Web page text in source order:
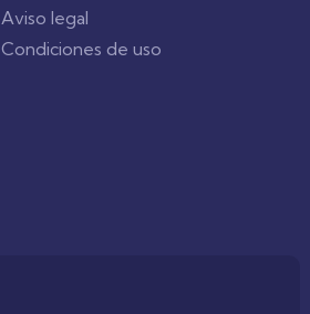
Aviso legal
Condiciones de uso